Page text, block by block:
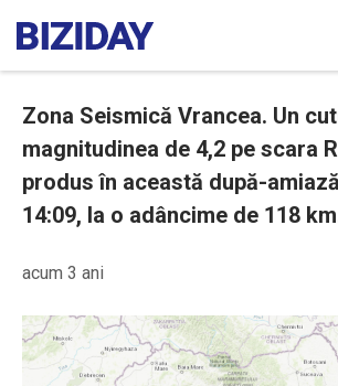
Zona Seismică Vrancea. Un
magnitudinea de 4,2 pe scara
produs în această după-
14:09, la o adâncime de 118
acum 3 ani